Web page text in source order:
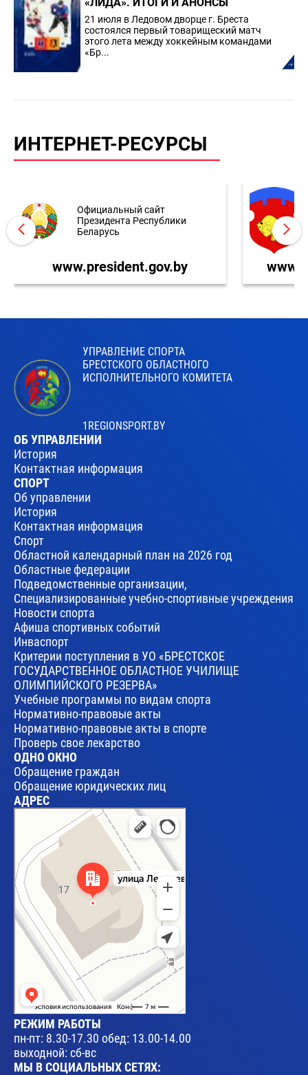
«ЛИДА». ИТОГИ И АНОНСЫ
21 июля в Ледовом дворце г. Бреста
состоялся первый товарищеский матч
этого лета между хоккейным командами
«Бр...
ИНТЕРНЕТ-РЕСУРСЫ
Официальный сайт
Президента Республики
Беларусь
www.president.gov.by
УПРАВЛЕНИЕ СПОРТА
БРЕСТСКОГО ОБЛАСТНОГО
ИСПОЛНИТЕЛЬНОГО КОМИТЕТА
1REGIONSPORT.BY
ОБ УПРАВЛЕНИИ
История
Контактная информация
СПОРТ
Об управлении
История
Контактная информация
Спорт
Областной календарный план на 2026 год
Областные федерации
Подведомственные организации,
Специализированные учебно-спортивные учреждения
Новости спорта
Афиша спортивных событий
Инваспорт
Критерии поступления в УО «БРЕСТСКОЕ
ГОСУДАРСТВЕННОЕ ОБЛАСТНОЕ УЧИЛИЩЕ
ОЛИМПИЙСКОГО РЕЗЕРВА»
Учебные программы по видам спорта
Нормативно-правовые акты
Нормативно-правовые акты в спорте
Проверь свое лекарство
ОДНО ОКНО
Обращение граждан
Обращение юридических лиц
АДРЕС
Брест
Улица Леваневского, 17 — Яндекс Карты
РЕЖИМ РАБОТЫ
пн-пт: 8.30-17.30 обед: 13.00-14.00
выходной: сб-вс
МЫ В СОЦИАЛЬНЫХ СЕТЯХ: